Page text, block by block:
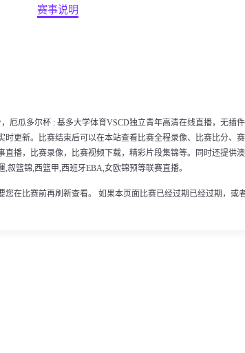
赛事说明
，厄瓜多尔杯 : 基多大学体育VSCD独立青年高清在线直播，无插
更新。比赛结束后可以在本站查看比赛全程录像、比赛比分、赛
播，比赛录像，比赛视频下载，精彩片段集锦等。同时还提供
篮锦,西篮甲,西班牙EBA,女欧锦预等联赛直播。
您在比赛前再刷新查看。 如果本页面比赛已经过期已经过期，或